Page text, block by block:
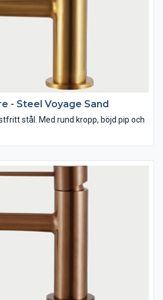
- Steel Voyage Sand
stål. Med rund kropp, böjd pip och